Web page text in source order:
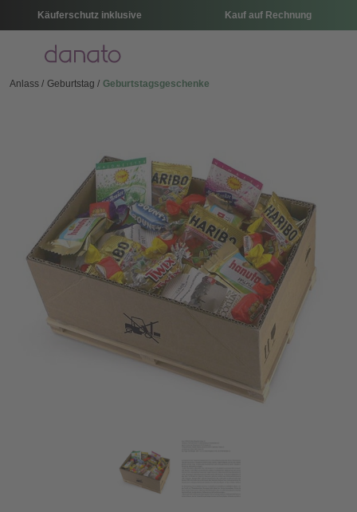
Käuferschutz inklusive Kauf auf Rechnung
Menü
Anlass Geburtstag Geburtstagsgeschenke